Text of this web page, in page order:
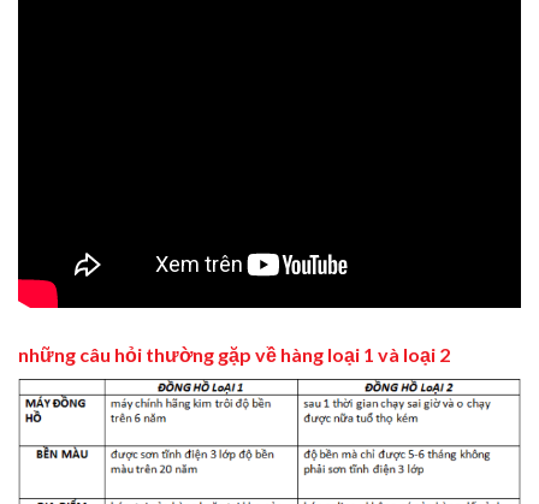
những câu hỏi thường gặp về hàng loại 1 và loại 2